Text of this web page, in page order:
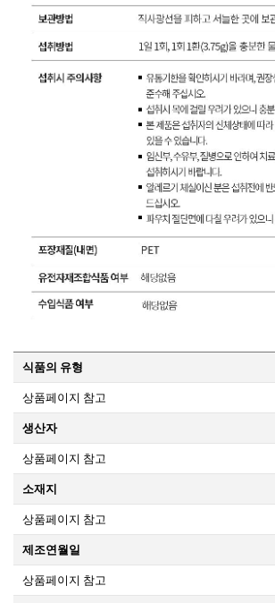
식품의 유형
상품페이지 참고
생산자
상품페이지 참고
소재지
상품페이지 참고
제조연월일
상품페이지 참고